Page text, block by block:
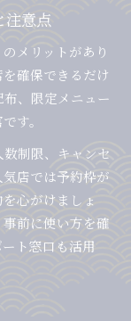
注意点
メリットがあり
確保できるだけ
、限定メニュー
す。
制限、キャンセ
店では予約枠が
心がけましょ
前に使い方を確
ト窓口も活用